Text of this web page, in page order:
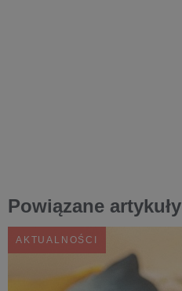
Powiązane artykuły
AKTUALNOŚCI